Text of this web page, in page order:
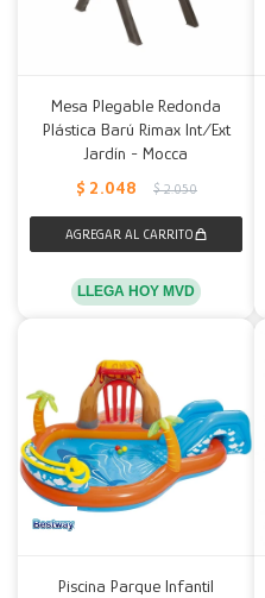
Mesa Plegable Redonda
Plástica Barú Rimax Int/Ext
Jardín - Mocca
$ 2.048 $ 2.050
LLEGA HOY MVD
Piscina Parque Infantil